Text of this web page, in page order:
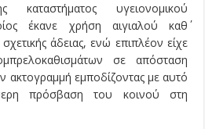
καταστήματος υγειονομικού
έκανε χρήση αιγιαλού καθ΄
άδειας, ενώ επιπλέον είχε
σε απόσταση
ακτογραμμή εμποδίζοντας με αυτό
πρόσβαση του κοινού στη